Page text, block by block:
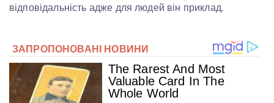
відповідальність адже для людей він приклад.